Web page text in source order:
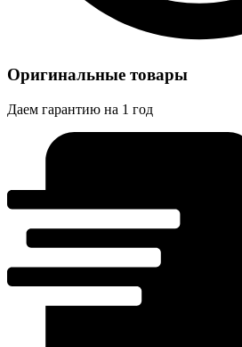
Оригинальные товары
Даем гарантию на 1 год